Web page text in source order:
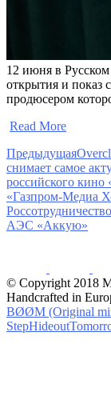
12 июня в Русском
открытия и показ
продюсером
Read More
Предыдущая
снимает самое
российского кино
«Газпром-Медиа
АЭС «Аккую»
© Copyright 2018
Handcrafted in
BØØM (Original
StepHideout